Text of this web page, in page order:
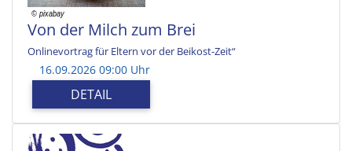
Von der Milch zum Brei
Onlinevortrag für Eltern vor der Beikost-Zeit“
16.09.2026 09:00 Uhr
DETAIL